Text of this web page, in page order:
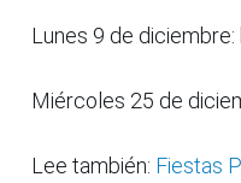
Lunes 9 de
Miércoles 25 de
Lee también: Fiestas